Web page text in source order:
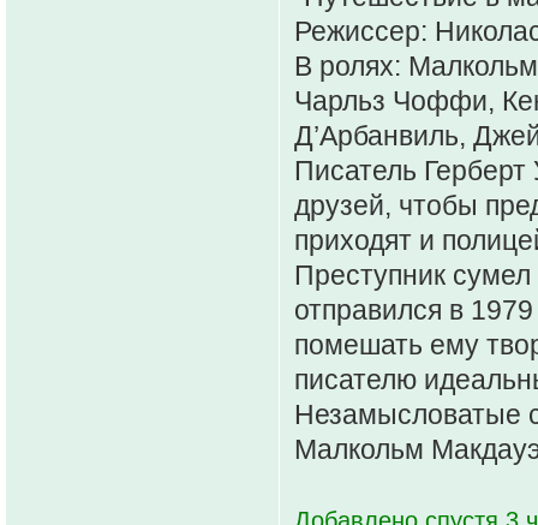
Режиссер:
В ролях:
Чарльз Чоффи,
Д’Арбанвиль,
Писатель
друзей, чтобы
приходят и
Преступник
отправился в
помешать ему
писателю
Незамысловатые
Малкольм